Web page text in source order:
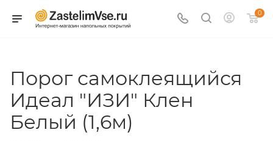
0
Порог самоклеящийся
Идеал "ИЗИ" Клен
Белый (1,6м)